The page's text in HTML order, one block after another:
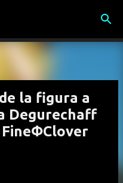
la figura a
Degurechaff
FineΦClover